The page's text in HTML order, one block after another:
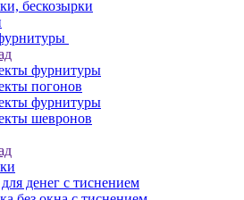
бескозырки
фурнитуры
погонов
фурнитуры
шевронов
денег с тиснением